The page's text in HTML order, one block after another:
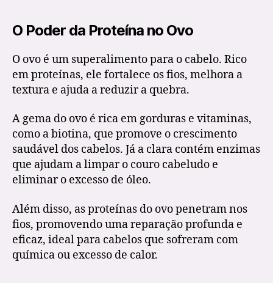
O Poder da Proteína no Ovo
O ovo é um superalimento para o cabelo. Rico
em proteínas, ele fortalece os fios, melhora a
textura e ajuda a reduzir a quebra.
A gema do ovo é rica em gorduras e vitaminas,
como a biotina, que promove o crescimento
saudável dos cabelos. Já a clara contém enzimas
que ajudam a limpar o couro cabeludo e
eliminar o excesso de óleo.
Além disso, as proteínas do ovo penetram nos
fios, promovendo uma reparação profunda e
eficaz, ideal para cabelos que sofreram com
química ou excesso de calor.